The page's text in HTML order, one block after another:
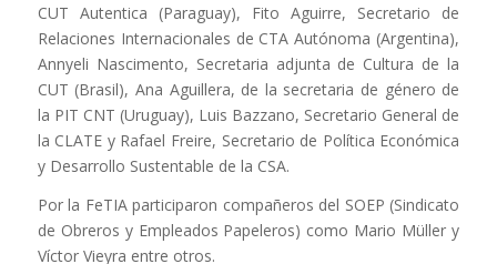
CUT Autentica (Paraguay), Fito Aguirre, Secretario de
Relaciones Internacionales de CTA Autónoma (Argentina),
Annyeli Nascimento, Secretaria adjunta de Cultura de la
CUT (Brasil), Ana Aguillera, de la secretaria de género de
la PIT CNT (Uruguay), Luis Bazzano, Secretario General de
la CLATE y Rafael Freire, Secretario de Política Económica
y Desarrollo Sustentable de la CSA.
Por la FeTIA participaron compañeros del SOEP (Sindicato
de Obreros y Empleados Papeleros) como Mario Müller y
Víctor Vieyra entre otros.